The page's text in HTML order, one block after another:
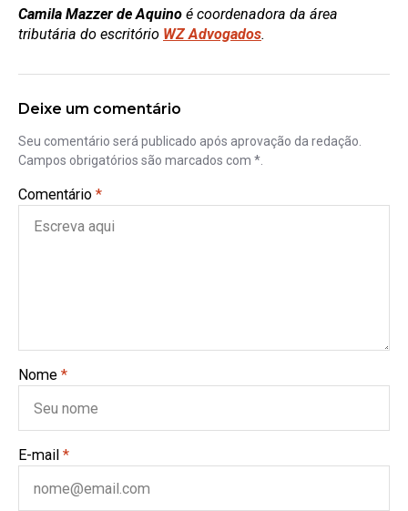
Camila Mazzer de Aquino é coordenadora da área
tributária do escritório WZ Advogados.
Deixe um comentário
Seu comentário será publicado após aprovação da redação.
Campos obrigatórios são marcados com *.
Comentário *
Nome *
E-mail *